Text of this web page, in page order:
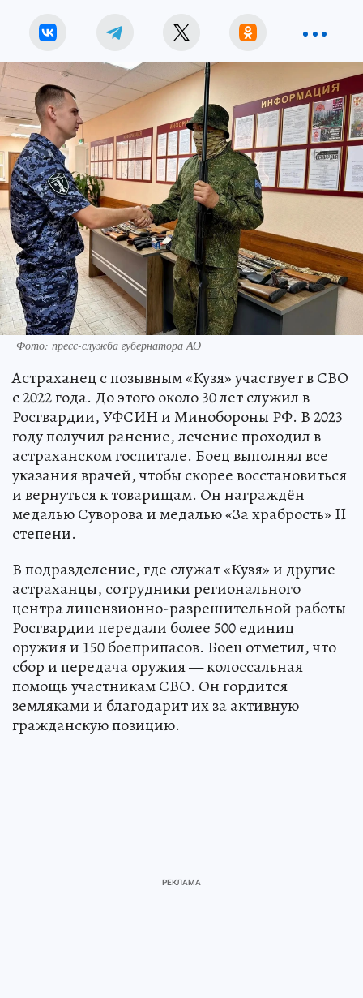
Фото: пресс-служба губернатора АО
Астраханец с позывным «Кузя» участвует в СВО
с 2022 года. До этого около 30 лет служил в
Росгвардии, УФСИН и Минобороны РФ. В 2023
году получил ранение, лечение проходил в
астраханском госпитале. Боец выполнял все
указания врачей, чтобы скорее восстановиться
и вернуться к товарищам. Он награждён
медалью Суворова и медалью «За храбрость» II
степени.
В подразделение, где служат «Кузя» и другие
астраханцы, сотрудники регионального
центра лицензионно-разрешительной работы
Росгвардии передали более 500 единиц
оружия и 150 боеприпасов. Боец отметил, что
сбор и передача оружия — колоссальная
помощь участникам СВО. Он гордится
земляками и благодарит их за активную
гражданскую позицию.